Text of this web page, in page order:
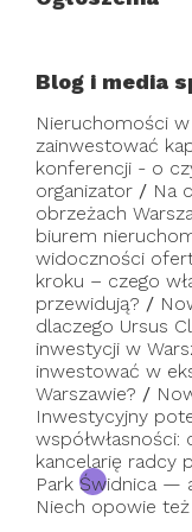
Blog i media
Nieruchomości
zainwestować
konferencji - o
organizator / Na
obrzeżach
biurem
widoczności
kroku – czego
przewidują? /
dlaczego Ursus
inwestycji w
inwestować w
Warszawie? /
Inwestycyjny
kancelarię radcy
Park Świdnica —
Niech opowie też